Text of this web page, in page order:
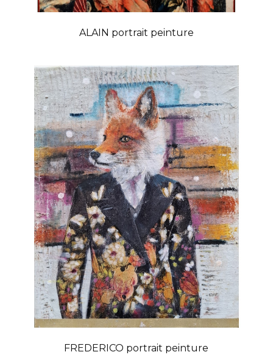
ALAIN portrait peinture
FREDERICO portrait peinture